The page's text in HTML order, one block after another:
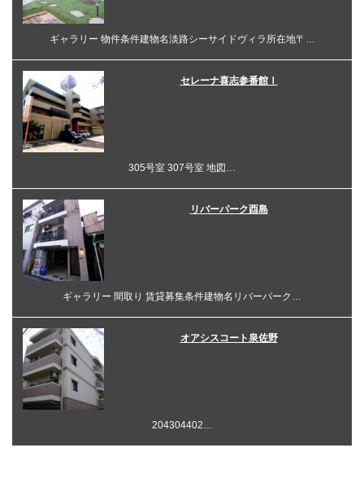
ギャラリー 物件条件建物名淡路シーサイドヴィラ所在地〒…
セレーナ喜志参番館Ⅰ
305号室 307号室 地図…
リバーパーク酉島
ギャラリー 間取り 賃貸募集条件建物名リバーパーク…
オアシスコート泉佐野
204304402…